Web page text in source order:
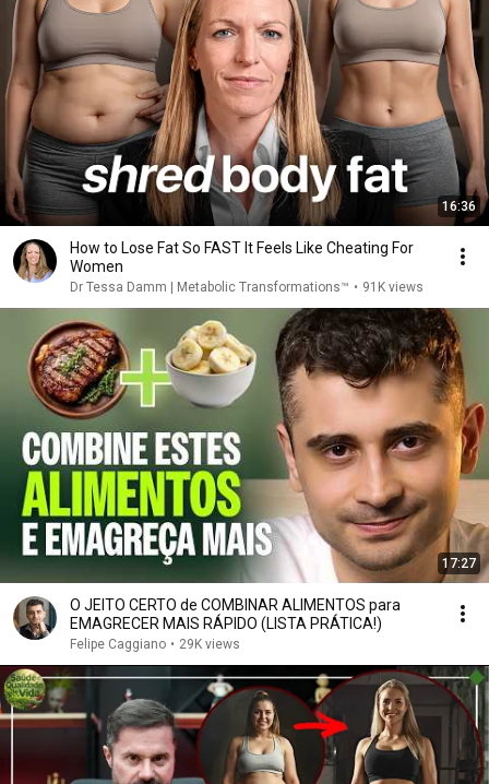
16:36
How to Lose Fat So FAST It Feels Like Cheating For
Women
Dr Tessa Damm | Metabolic Transformations™ • 91K views
17:27
O JEITO CERTO de COMBINAR ALIMENTOS para
EMAGRECER MAIS RÁPIDO (LISTA PRÁTICA!)
Felipe Caggiano • 29K views